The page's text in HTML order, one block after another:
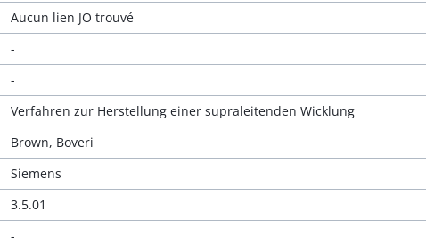
Aucun lien JO trouvé
-
-
Verfahren zur Herstellung einer supraleitenden Wicklung
Brown, Boveri
Siemens
3.5.01
-